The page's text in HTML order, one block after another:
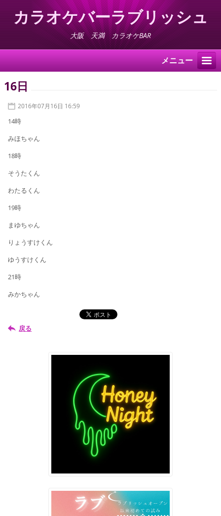
カラオケバーラブリッシュ
大阪 天満 カラオケBAR
メニュー
16日
2016年07月16日 16:59
14時
みほちゃん
18時
そうたくん
わたるくん
19時
まゆちゃん
りょうすけくん
ゆうすけくん
21時
みかちゃん
戻る